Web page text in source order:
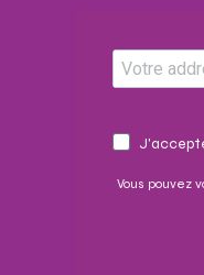
Vous pouvez